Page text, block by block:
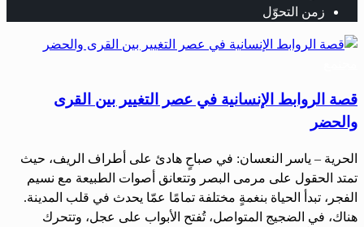
زمن التحوّل
قصة الروابط الإنسانية في عصر التغيير بين القرى
والحضر
الحرية – ياسر النعسان: في صباحٍ هادئ على أطراف الريف، حيث
تمتد الحقول على مرمى البصر وتتعانق أصوات الطبيعة مع نسيم
الفجر، تبدأ الحياة بنغمةٍ مختلفة تمامًا عمّا يحدث في قلب المدينة.
هناك، في الضجيج المتواصل، تُفتح الأبواب على عجل، وتتحرك